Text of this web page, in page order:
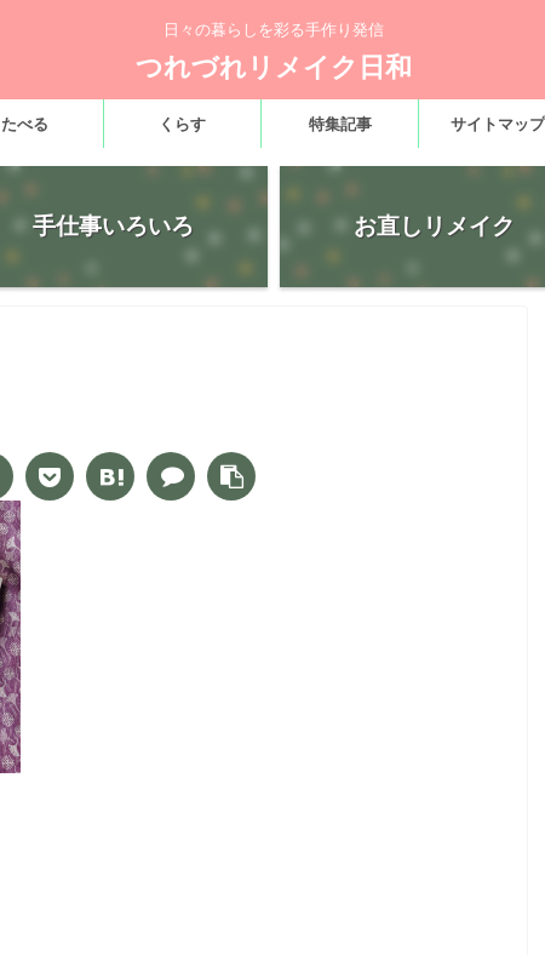
日々の暮らしを彩る手作り発信
つれづれリメイク日和
たべる くらす 特集記事 サイトマップ
手仕事いろいろ お直しリメイク